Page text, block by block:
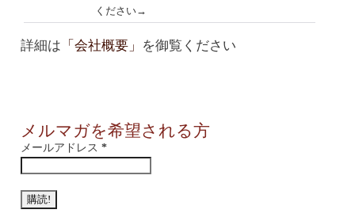
ください→
詳細は 「会社概要」 を御覧ください
メルマガを希望される方
メールアドレス *